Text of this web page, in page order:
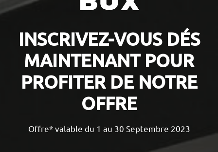
INSCRIVEZ-VOUS DÉS
MAINTENANT POUR
PROFITER DE NOTRE
OFFRE
Offre* valable du 1 au 30 Septembre 2023